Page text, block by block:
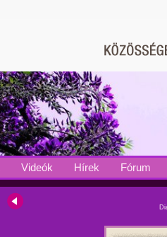
Videók Hírek Fórum